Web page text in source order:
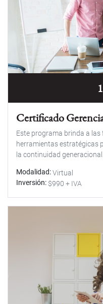
Certificado
Este programa brinda a
herramientas estratégicas
la continuidad
Modalidad Virtual
Inversión $990 + IVA